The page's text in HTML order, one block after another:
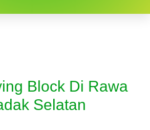
Block Di Rawa
Selatan